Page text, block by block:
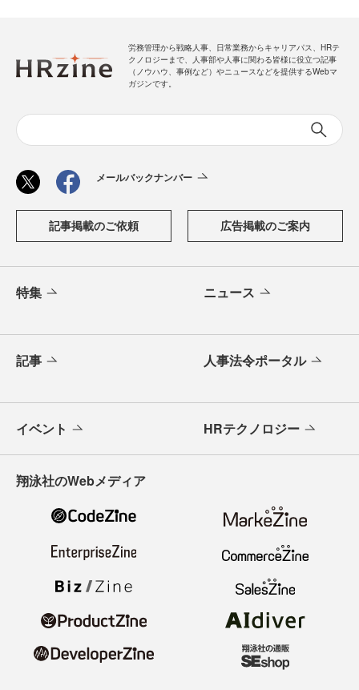
労務管理から戦略人事、日常業務からキャリアパス、HRテ
クノロジーまで、人事部や人事に関わる皆様に役立つ記事
（ノウハウ、事例など）やニュースなどを提供するWebマ
ガジンです。
メールバックナンバー
記事掲載のご依頼 広告掲載のご案内
特集 ニュース
記事 人事法令ポータル
イベント HRテクノロジー
翔泳社のWebメディア